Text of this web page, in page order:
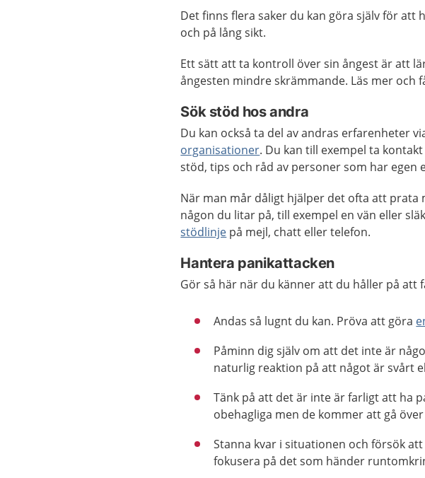
Det finns flera saker du kan göra själv för att
och på lång sikt.
Ett sätt att ta kontroll över sin ångest är att
ångesten mindre skrämmande. Läs mer och
Sök stöd hos andra
Du kan också ta del av andras erfarenheter
organisationer. Du kan till exempel ta
stöd, tips och råd av personer som har egen
När man mår dåligt hjälper det ofta att
någon du litar på, till exempel en vän eller
stödlinje på mejl, chatt eller telefon.
Hantera panikattacken
Gör så här när du känner att du håller på att
Andas så lugnt du kan. Pröva att göra
Påminn dig själv om att det inte är
naturlig reaktion på att något är svårt
Tänk på att det är inte är farligt att ha
obehagliga men de kommer att gå över
Stanna kvar i situationen och försök
fokusera på det som händer